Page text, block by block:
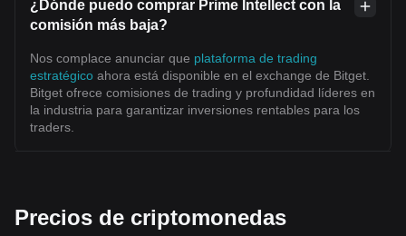
¿Dónde puedo comprar Prime Intellect con la
comisión más baja?
Nos complace anunciar que plataforma de trading
estratégico ahora está disponible en el exchange de Bitget.
Bitget ofrece comisiones de trading y profundidad líderes en
la industria para garantizar inversiones rentables para los
traders.
Precios de criptomonedas